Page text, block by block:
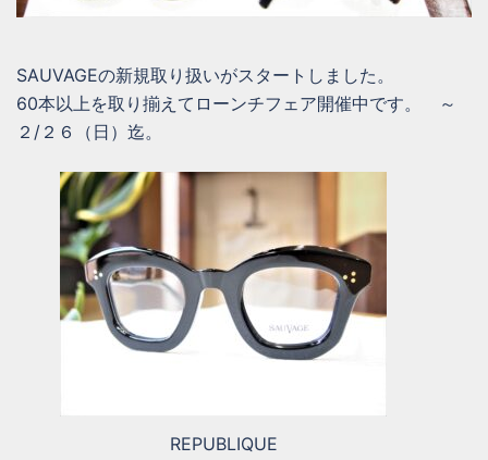
SAUVAGEの新規取り扱いがスタートしました。
60本以上を取り揃えてローンチフェア開催中です。 ～
２/２６（日）迄。
REPUBLIQUE